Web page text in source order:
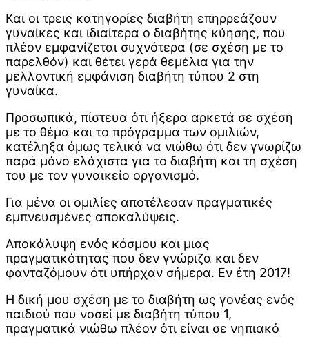
Και οι τρεις κατηγορίες διαβήτη επηρρεάζουν
γυναίκες και ιδιαίτερα ο διαβήτης κύησης, που
πλέον εμφανίζεται συχνότερα (σε σχέση με το
παρελθόν) και θέτει γερά θεμέλια για την
μελλοντική εμφάνιση διαβήτη τύπου 2 στη
γυναίκα.
Προσωπικά, πίστευα ότι ήξερα αρκετά σε σχέση
με το θέμα και το πρόγραμμα των ομιλιών,
κατέληξα όμως τελικά να νιώθω ότι δεν γνωρίζω
παρά μόνο ελάχιστα για το διαβήτη και τη σχέση
του με τον γυναικείο οργανισμό.
Για μένα οι ομιλίες αποτέλεσαν πραγματικές
εμπνευσμένες αποκαλύψεις.
Αποκάλυψη ενός κόσμου και μιας
πραγματικότητας που δεν γνώριζα και δεν
φανταζόμουν ότι υπήρχαν σήμερα. Εν έτη 2017!
Η δική μου σχέση με το διαβήτη ως γονέας ενός
παιδιού που νοσεί με διαβήτη τύπου 1,
πραγματικά νιώθω πλέον ότι είναι σε νηπιακό